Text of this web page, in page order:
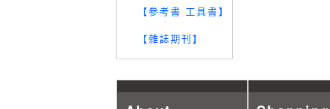
【參考書 工具書】
【雜誌期刊】